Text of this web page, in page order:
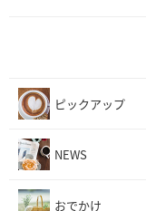
ピックアップ
NEWS
おでかけ